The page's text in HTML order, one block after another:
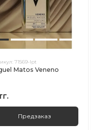
71569-lpt
Matos Veneno
Предзаказ